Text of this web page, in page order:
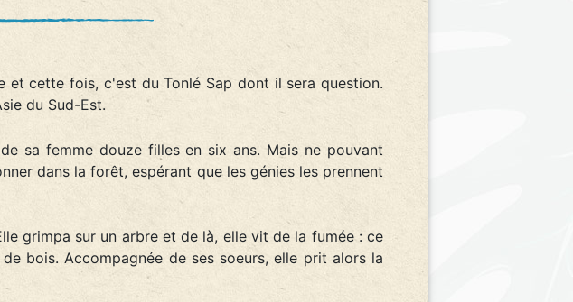
et cette fois, c'est du Tonlé Sap dont il sera question.
du Sud-Est.
sa femme douze filles en six ans. Mais ne pouvant
dans la forêt, espérant que les génies les prennent
grimpa sur un arbre et de là, elle vit de la fumée : ce
bois. Accompagnée de ses soeurs, elle prit alors la